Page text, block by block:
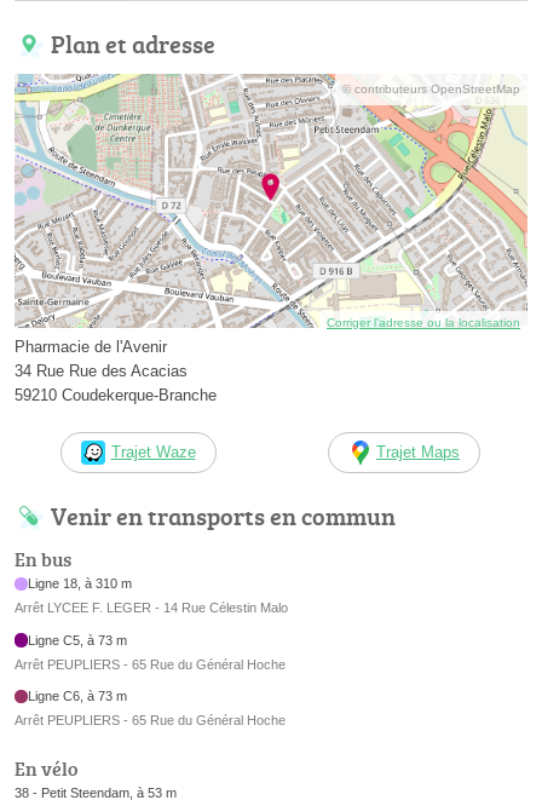
Plan et adresse
© contributeurs OpenStreetMap
Corriger l’adresse ou la localisation
Pharmacie de l'Avenir
34 Rue Rue des Acacias
59210 Coudekerque-Branche
Trajet Waze Trajet Maps
Venir en transports en commun
En bus
Ligne 18, à 310 m
Arrêt LYCEE F. LEGER - 14 Rue Célestin Malo
Ligne C5, à 73 m
Arrêt PEUPLIERS - 65 Rue du Général Hoche
Ligne C6, à 73 m
Arrêt PEUPLIERS - 65 Rue du Général Hoche
En vélo
38 - Petit Steendam, à 53 m